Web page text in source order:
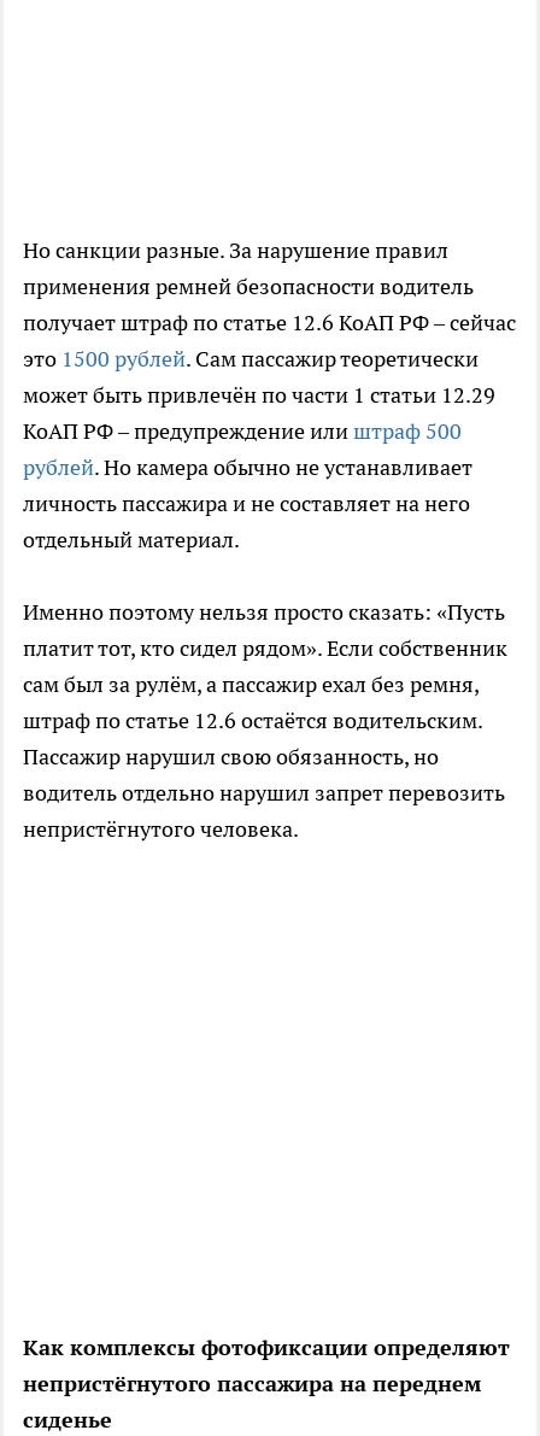
Но санкции разные. За нарушение правил
применения ремней безопасности водитель
получает штраф по статье 12.6 КоАП РФ – сейчас
это 1500 рублей. Сам пассажир теоретически
может быть привлечён по части 1 статьи 12.29
КоАП РФ – предупреждение илиштраф 500
рублей. Но камера обычно не устанавливает
личность пассажира и не составляет на него
отдельный материал.
Именно поэтому нельзя просто сказать: «Пусть
платит тот, кто сидел рядом». Если собственник
сам был за рулём, а пассажир ехал без ремня,
штраф по статье 12.6 остаётся водительским.
Пассажир нарушил свою обязанность, но
водитель отдельно нарушил запрет перевозить
непристёгнутого человека.
Как комплексы фотофиксации определяют
непристёгнутого пассажира на переднем
сиденье